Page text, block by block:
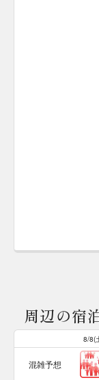
周辺の宿
8/8(
混雑予想